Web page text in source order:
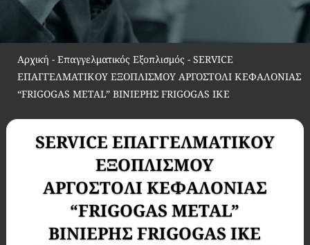
Αρχική - Επαγγελματικός Εξοπλισμός- SERVICE
ΕΠΑΓΓΕΛΜΑΤΙΚΟΥ ΕΞΟΠΛΙΣΜΟΥ ΑΡΓΟΣΤΟΛΙ ΚΕΦΑΛΟΝΙΑΣ
“FRIGOGAS METAL” ΒΙΝΙΕΡΗΣ FRIGOGAS ΙΚΕ
SERVICE ΕΠΑΓΓΕΛΜΑΤΙΚΟΥ
ΕΞΟΠΛΙΣΜΟΥ
ΑΡΓΟΣΤΟΛΙ ΚΕΦΑΛΟΝΙΑΣ
“FRIGOGAS METAL”
ΒΙΝΙΕΡΗΣ FRIGOGAS ΙΚΕ